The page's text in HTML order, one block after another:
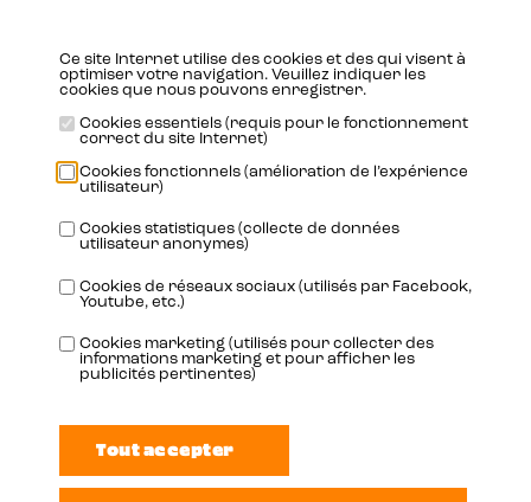
Adresse
8570 Vichte
Ce site Internet utilise des cookies et des qui visent à
optimiser votre navigation. Veuillez indiquer les
cookies que nous pouvons enregistrer.
Cookies essentiels (requis pour le fonctionnement
correct du site Internet)
Cookies fonctionnels (amélioration de l’expérience
utilisateur)
Cookies statistiques (collecte de données
utilisateur anonymes)
Cookies de réseaux sociaux (utilisés par Facebook,
Youtube, etc.)
Cookies marketing (utilisés pour collecter des
informations marketing et pour afficher les
publicités pertinentes)